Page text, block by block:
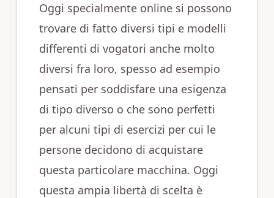
Oggi specialmente online si possono
trovare di fatto diversi tipi e modelli
differenti di vogatori anche molto
diversi fra loro, spesso ad esempio
pensati per soddisfare una esigenza
di tipo diverso o che sono perfetti
per alcuni tipi di esercizi per cui le
persone decidono di acquistare
questa particolare macchina. Oggi
questa ampia libertà di scelta è